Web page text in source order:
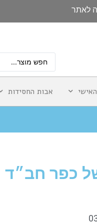
לאתר
אבות החסידות
כפר חב״ד